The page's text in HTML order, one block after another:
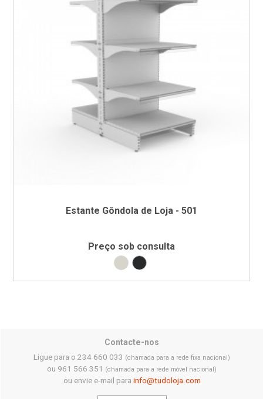
Estante Gôndola de Loja - 501
Preço sob consulta
Branco RAL9002
Preto RAL9005
Contacte-nos
Ligue para o 234 660 033 (chamada para a rede fixa nacional)
ou 961 566 351 (chamada para a rede móvel nacional)
ou envie e-mail para info@tudoloja.com